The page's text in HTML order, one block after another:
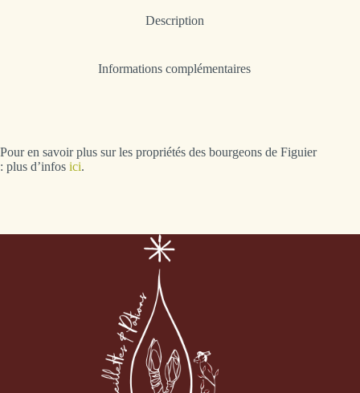
Description
Informations complémentaires
Pour en savoir plus sur les propriétés des bourgeons de Figuier
: plus d’infos ici.